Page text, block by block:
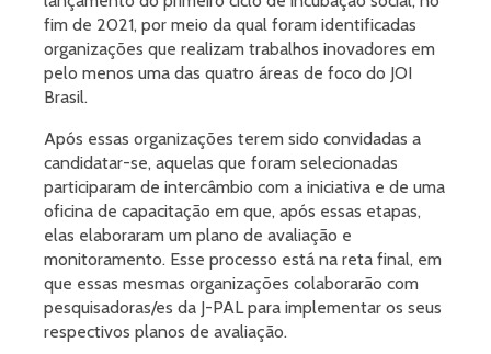
fim de 2021, por meio da qual foram identificadas
organizações que realizam trabalhos inovadores em
pelo menos uma das quatro áreas de foco do JOI
Brasil.
Após essas organizações terem sido convidadas a
candidatar-se, aquelas que foram selecionadas
participaram de intercâmbio com a iniciativa e de uma
oficina de capacitação em que, após essas etapas,
elas elaboraram um plano de avaliação e
monitoramento. Esse processo está na reta final, em
que essas mesmas organizações colaborarão com
pesquisadoras/es da J-PAL para implementar os seus
respectivos planos de avaliação.